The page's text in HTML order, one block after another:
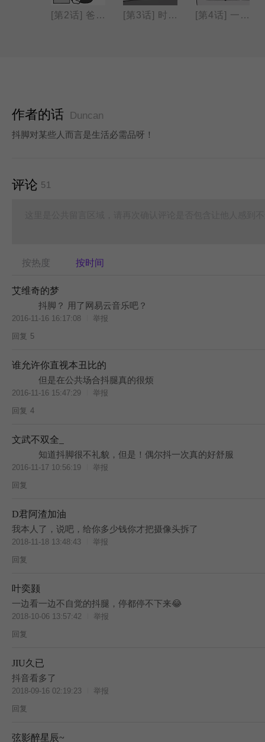
[第2话] 爸爸的叮咛 [第3话] 时速40的跑车 [第4话] 一个人
作者的话 Duncan
抖脚对某些人而言是生活必需品呀！
评论 51
按热度 按时间
艾维奇的梦
BES
抖脚？ 用了网易云音乐吧？
2016-11-16 16:17:08
举报
回复 5
谁允许你直视本丑比的
BES
但是在公共场合抖腿真的很烦
2016-11-16 15:47:29
举报
回复 4
文武不双全_
知道抖脚很不礼貌，但是！偶尔抖一次真的好舒服
2016-11-17 10:56:19
举报
回复
D君阿渣加油
我本人了，说吧，给你多少钱你才把摄像头拆了
2018-11-18 13:48:43
举报
回复
叶奕颢
一边看一边不自觉的抖腿，停都停不下来😂
2018-10-06 13:57:42
举报
回复
JIU久已
抖音看多了
2018-09-16 02:19:23
举报
回复
弦影醉星辰~